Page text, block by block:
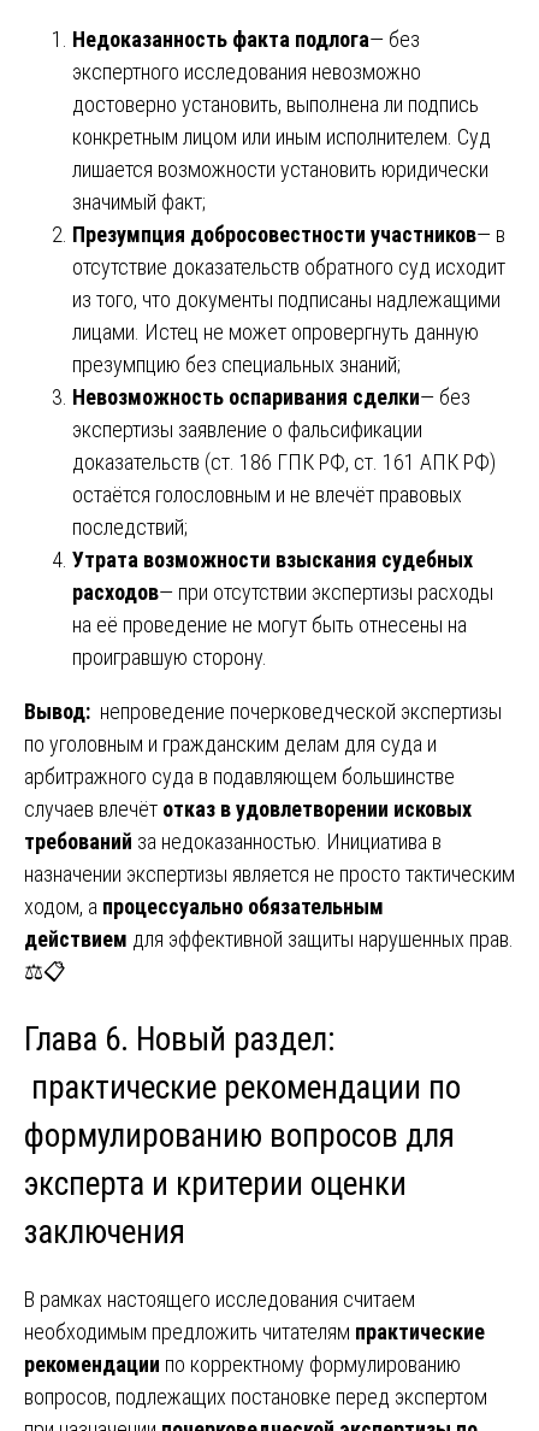
Недоказанность факта подлога— без
экспертного исследования невозможно
достоверно установить, выполнена ли подпись
конкретным лицом или иным исполнителем. Суд
лишается возможности установить юридически
значимый факт;
Презумпция добросовестности участников— в
отсутствие доказательств обратного суд исходит
из того, что документы подписаны надлежащими
лицами. Истец не может опровергнуть данную
презумпцию без специальных знаний;
Невозможность оспаривания сделки— без
экспертизы заявление о фальсификации
доказательств (ст. 186 ГПК РФ, ст. 161 АПК РФ)
остаётся голословным и не влечёт правовых
последствий;
Утрата возможности взыскания судебных
расходов— при отсутствии экспертизы расходы
на её проведение не могут быть отнесены на
проигравшую сторону.
Вывод: непроведение почерковедческой экспертизы
по уголовным и гражданским делам для суда и
арбитражного суда в подавляющем большинстве
случаев влечёт отказ в удовлетворении исковых
требований за недоказанностью. Инициатива в
назначении экспертизы является не просто тактическим
ходом, а процессуально обязательным
действием для эффективной защиты нарушенных прав.
⚖️📋
Глава 6. Новый раздел:
практические рекомендации по
формулированию вопросов для
эксперта и критерии оценки
заключения
В рамках настоящего исследования считаем
необходимым предложить читателям практические
рекомендации по корректному формулированию
вопросов, подлежащих постановке перед экспертом